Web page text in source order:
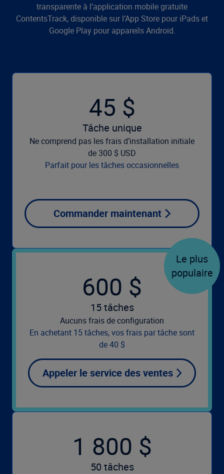
transparente à l’application mobile gratuite
ContentsTrack, disponible sur l’App Store pour iPads et
Google Play pour appareils Android.
45 $
Tâche unique
Ne comprend pas les frais d’installation initiale
de 300 $ USD
Parfait pour les tâches occasionnelles
Commander maintenant
Le plus
populaire
600 $
15 tâches
Aucuns frais de configuration
En achetant 15 tâches, vos frais par tâche sont
de 40 $
Appeler le service des ventes
1 800 $
50 tâches